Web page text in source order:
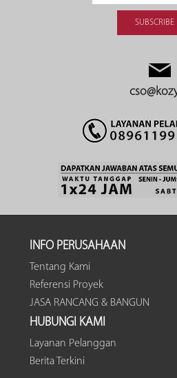
INFO PERUSAHAAN
Tentang Kami
Referensi Proyek
JASA RANCANG & BANGUN
HUBUNGI KAMI
Layanan Pelanggan
Berita Terkini